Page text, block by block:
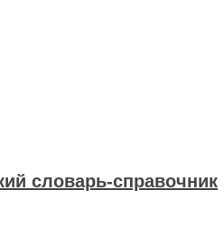
словарь-справочник